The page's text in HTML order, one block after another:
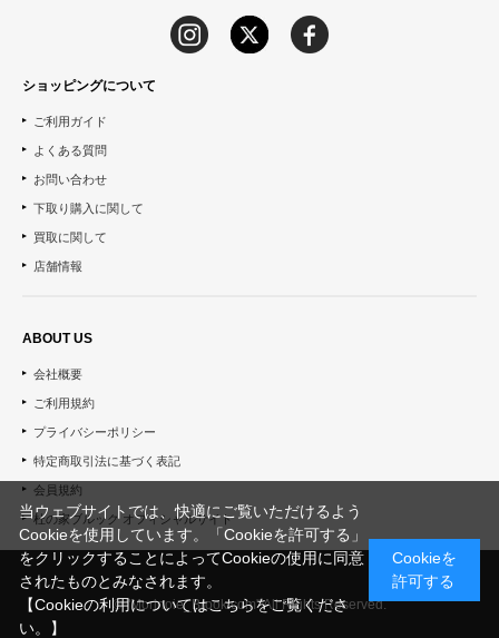
ショッピングについて
ご利用ガイド
よくある質問
お問い合わせ
下取り購入に関して
買取に関して
店舗情報
ABOUT US
会社概要
ご利用規約
プライバシーポリシー
特定商取引法に基づく表記
会員規約
杜の家ブルック オフィシャルサイト
© "Morinoie_Brook.com" All Rights Reserved.
当ウェブサイトでは、快適にご覧いただけるよう
Cookieを使用しています。「Cookieを許可する」
をクリックすることによってCookieの使用に同意
されたものとみなされます。
【Cookieの利用についてはこちらをご覧くださ
い。】
Cookieを
許可する